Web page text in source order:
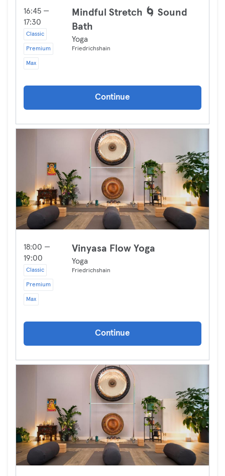
16:45 —
17:30
Classic
Premium
Max
Mindful Stretch 🌀 Sound
Bath
Yoga
Friedrichshain
Continue
18:00 —
19:00
Classic
Premium
Max
Vinyasa Flow Yoga
Yoga
Friedrichshain
Continue